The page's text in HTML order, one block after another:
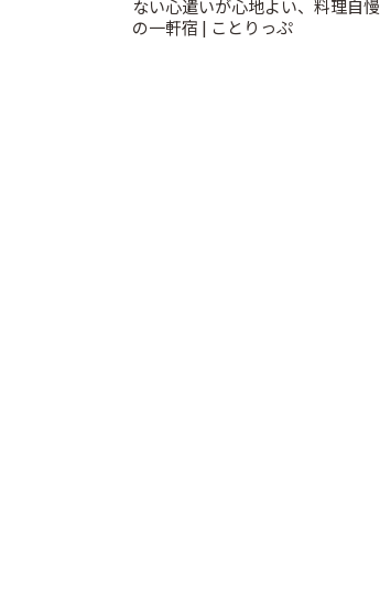
ない心遣いが心地よい、料理自慢
の一軒宿 | ことりっぷ